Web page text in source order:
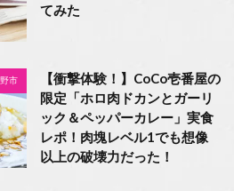
てみた
市
【衝撃体験！】CoCo壱番屋の
限定「ホロ肉ドカンとガーリ
ック＆ペッパーカレー」実食
レポ！肉塊レベル1でも想像
以上の破壊力だった！